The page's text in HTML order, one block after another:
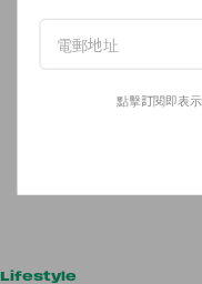
Lifestyle
點擊訂閱即表